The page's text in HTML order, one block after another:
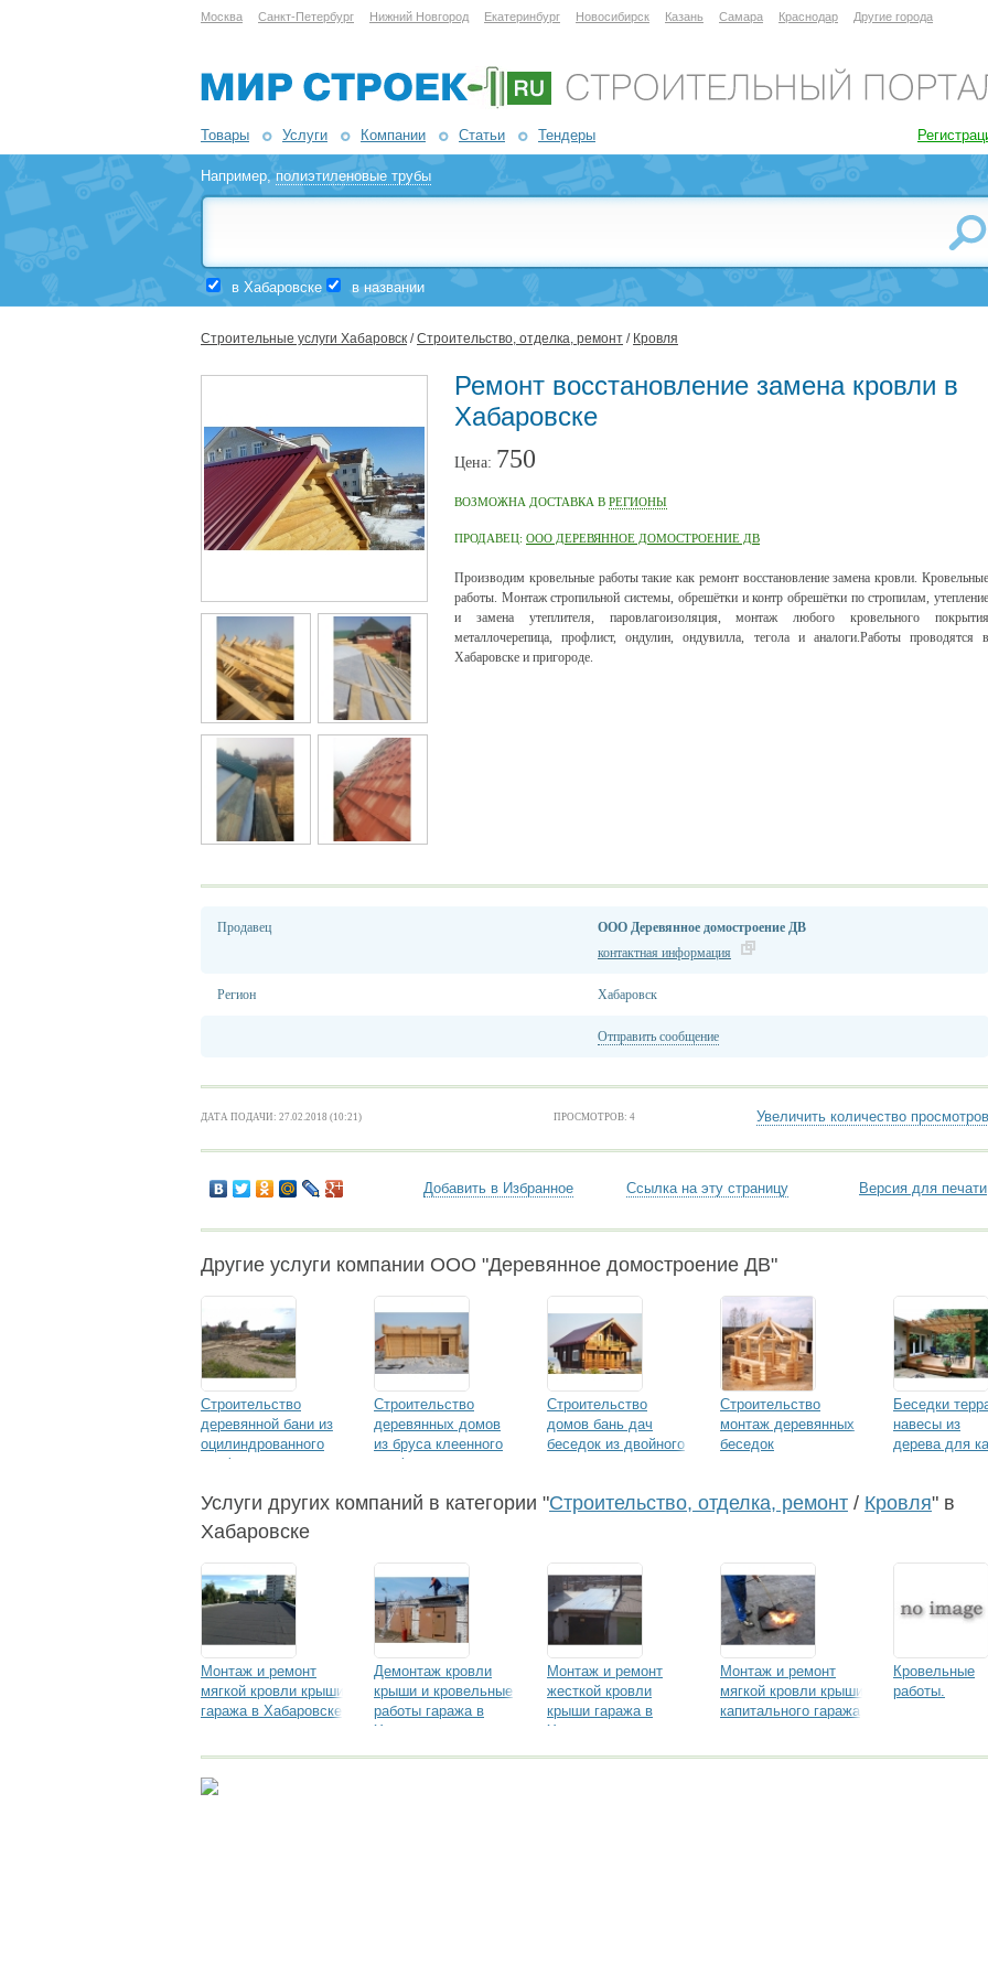
Москва Санкт-Петербург Нижний Новгород Екатеринбург Новосибирск Казань Самара Краснодар Другие города
Товары Услуги Компании Статьи Тендеры
Например,полиэтиленовые трубы
в Хабаровске в названии
Строительные услуги Хабаровск /Строительство, отделка, ремонт / Кровля
Ремонт восстановление замена кровли в
Хабаровске
Цена: 750
ВОЗМОЖНА ДОСТАВКА В РЕГИОНЫ
ПРОДАВЕЦ: ООО ДЕРЕВЯННОЕ ДОМОСТРОЕНИЕ ДВ
Производим кровельные работы такие как ремонт восстановление замена кровли. Кровельные
работы. Монтаж стропильной системы, обрешётки и контр обрешётки по стропилам, утепление
и замена утеплителя, паровлагоизоляция, монтаж любого кровельного покрытия
металлочерепица, профлист, ондулин, ондувилла, тегола и аналоги.Работы проводятся в
Хабаровске и пригороде.
Продавец
ООО Деревянное домостроение ДВ
контактная информация
Регион Хабаровск
Отправить сообщение
ДАТА ПОДАЧИ: 27.02.2018 (10:21) ПРОСМОТРОВ: 4 Увеличить количество просмотров
Добавить в Избранное Ссылка на эту страницу Версия для печати
Другие услуги компании ООО "Деревянное домостроение ДВ"
Строительство
деревянной бани из
оцилиндрованного
профилированного
Строительство
деревянных домов
из бруса клеенного
профилированного
Строительство
домов бань дач
беседок из двойного
Строительство
монтаж деревянных
беседок
Беседки
навесы из
дерева для
отдыха
Услуги других компаний в категории "Строительство, отделка, ремонт / Кровля" в
Хабаровске
Монтаж и ремонт
мягкой кровли крыши
гаража в Хабаровске
Демонтаж кровли
крыши и кровельные
работы гаража в
Хабаровске
Монтаж и ремонт
жесткой кровли
крыши гаража в
Хабаровске
Монтаж и ремонт
мягкой кровли крыши
капитального гаража
Кровельные
работы.